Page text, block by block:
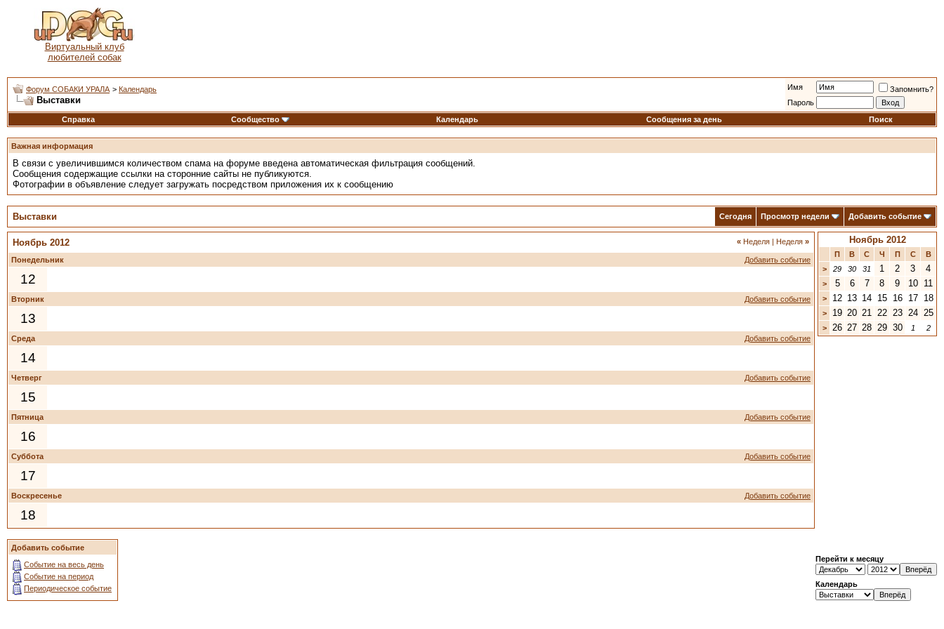
Виртуальный клуб
любителей собак
Форум СОБАКИ УРАЛА > Календарь
Выставки
Имя
Запомнить?
Пароль
Справка
Сообщество Календарь Сообщения за день Поиск
Важная информация
В связи с увеличившимся количеством спама на форуме введена автоматическая фильтрация сообщений.
Сообщения содержащие ссылки на сторонние сайты не публикуются.
Фотографии в объявление следует загружать посредством приложения их к сообщению
Выставки Сегодня Просмотр недели Добавить событие
« Неделя | Неделя »
Ноябрь 2012
Добавить событие
Понедельник
12
Добавить событие
Вторник
13
Добавить событие
Среда
14
Добавить событие
Четверг
15
Добавить событие
Пятница
16
Добавить событие
Суббота
17
Добавить событие
Воскресенье
18
Ноябрь 2012
П В С Ч П С
В
>
29 30 31 1 2 3 4
> 5 6 7 8 9 10 11
> 12 13 14 15 16 17 18
> 19 20 21 22 23 24 25
> 26 27 28 29 30 1 2
Добавить событие
Событие на весь день
Событие на период
Периодическое событие
Перейти к месяцу
Календарь